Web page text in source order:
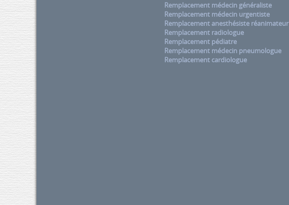
Remplacement médecin généraliste
Remplacement médecin urgentiste
Remplacement anesthésiste réanimateur
Remplacement radiologue
Remplacement pédiatre
Remplacement médecin pneumologue
Remplacement cardiologue